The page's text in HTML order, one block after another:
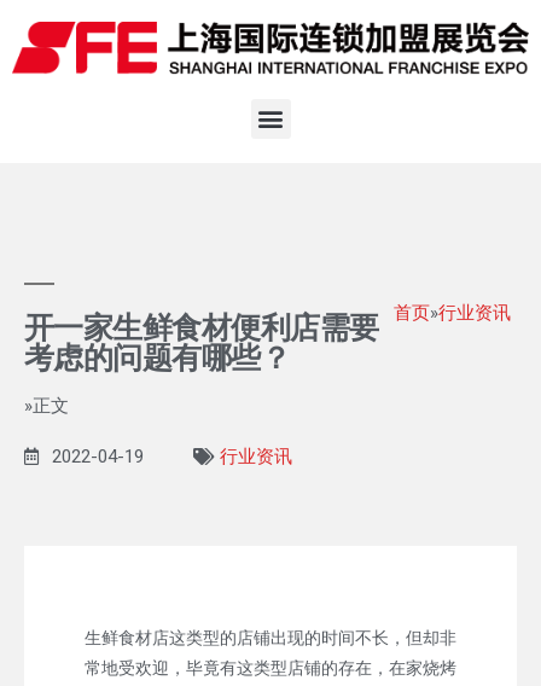
开一家生鲜食材便利店需要
考虑的问题有哪些？
首页»行业资讯
»正文
2022-04-19 行业资讯
生鲜食材店这类型的店铺出现的时间不长，但却非
常地受欢迎，毕竟有这类型店铺的存在，在家烧烤